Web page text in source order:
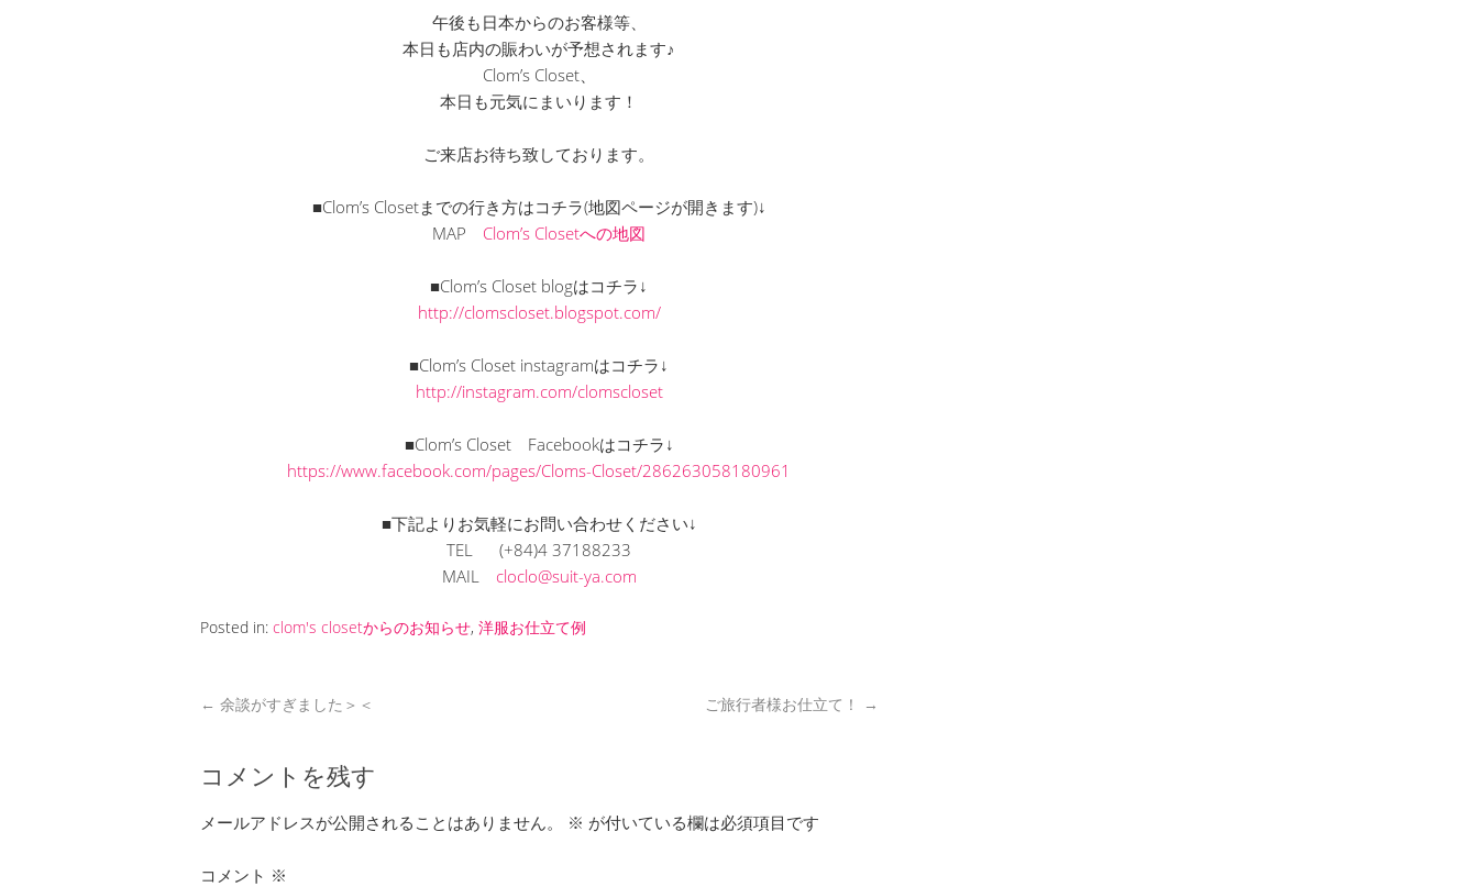
午後も日本からのお客様等、
本日も店内の賑わいが予想されます♪
Clom’s Closet、
本日も元気にまいります！
ご来店お待ち致しております。
■Clom’s Closetまでの行き方はコチラ(地図ページが開きます)↓
MAP Clom’s Closetへの地図
■Clom’s Closet blogはコチラ↓
http://clomscloset.blogspot.com/
■Clom’s Closet instagramはコチラ↓
http://instagram.com/clomscloset
■Clom’s Closet Facebookはコチラ↓
https://www.facebook.com/pages/Cloms-Closet/286263058180961
■下記よりお気軽にお問い合わせください↓
TEL (+84)4 37188233
MAIL cloclo@suit-ya.com
Posted in: clom's closetからのお知らせ, 洋服お仕立て例
← 余談がすぎました＞＜ ご旅行者様お仕立て！ →
コメントを残す
メールアドレスが公開されることはありません。 ※ が付いている欄は必須項目です
コメント ※